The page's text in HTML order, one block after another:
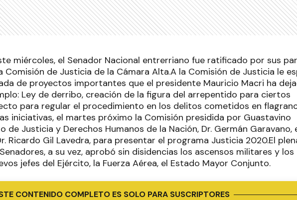
miércoles, el Senador Nacional entrerriano fue ratificado por sus
de Justicia de la Cámara Alta.A la Comisión de Justicia le
de proyectos importantes que el presidente Mauricio Macri ha
Ley de derribo, creación de la figura del arrepentido para ciertos
para regular el procedimiento en los delitos cometidos en
iniciativas, el martes próximo la Comisión presidida por Guastavino
de Justicia y Derechos Humanos de la Nación, Dr. Germán Garavano,
Ricardo Gil Lavedra, para presentar el programa Justicia 2020.El
a su vez, aprobó sin disidencias los ascensos militares y los
jefes del Ejército, la Fuerza Aérea, el Estado Mayor Conjunto.
CONTENIDO COMPLETO ES SOLO PARA SUSCRIPTORES